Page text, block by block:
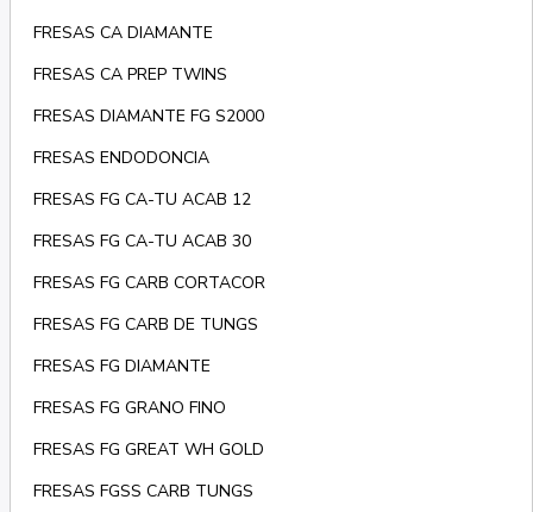
FRESAS CA DIAMANTE
FRESAS CA PREP TWINS
FRESAS DIAMANTE FG S2000
FRESAS ENDODONCIA
FRESAS FG CA-TU ACAB 12
FRESAS FG CA-TU ACAB 30
FRESAS FG CARB CORTACOR
FRESAS FG CARB DE TUNGS
FRESAS FG DIAMANTE
FRESAS FG GRANO FINO
FRESAS FG GREAT WH GOLD
FRESAS FGSS CARB TUNGS